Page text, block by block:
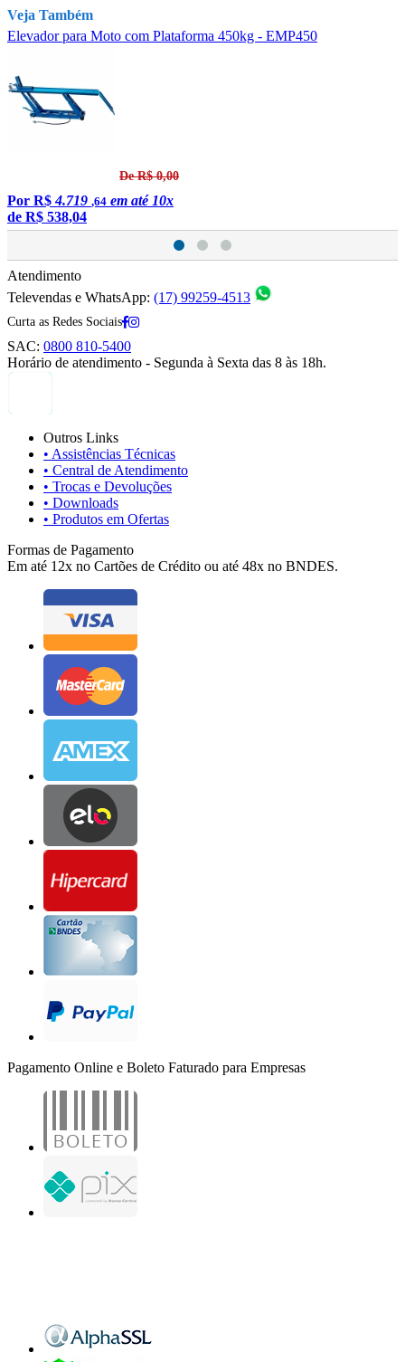
Veja Também
Elevador para Moto com Plataforma 450kg - EMP450
De R$ 0,00
Por R$4.719 ,64 em até 10x
de R$ 538,04
Atendimento
Televendas e WhatsApp: (17) 99259-4513
Curta as Redes Sociais
SAC: 0800 810-5400
Horário de atendimento - Segunda à Sexta das 8 às 18h.
Outros Links
• Assistências Técnicas
• Central de Atendimento
• Trocas e Devoluções
• Downloads
• Produtos em Ofertas
Formas de Pagamento
Em até 12x no Cartões de Crédito ou até 48x no BNDES.
Pagamento Online e Boleto Faturado para Empresas